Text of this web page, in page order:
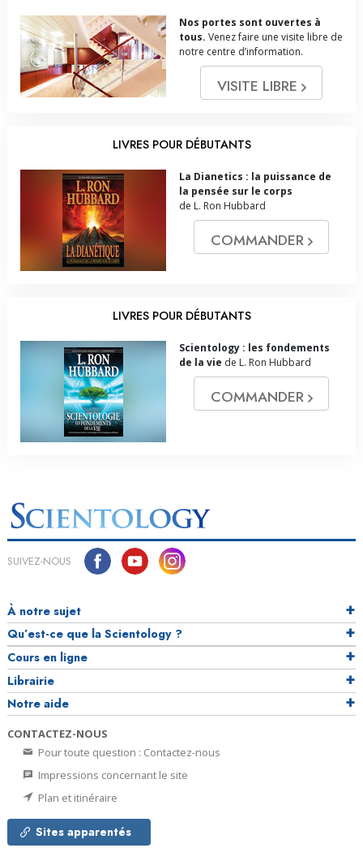
Nos portes sont ouvertes à
tous. Venez faire une visite libre de
notre centre d’information.
VISITE LIBRE
LIVRES POUR DÉBUTANTS
La Dianetics : la puissance de
la pensée sur le corps
de L. Ron Hubbard
COMMANDER
LIVRES POUR DÉBUTANTS
Scientology : les fondements
de la vie de L. Ron Hubbard
COMMANDER
SUIVEZ-NOUS
À notre sujet
Qu’est-ce que la Scientology ?
Cours en ligne
Librairie
Notre aide
CONTACTEZ-NOUS
Pour toute question : Contactez-nous
Impressions concernant le site
Plan et itinéraire
Sites apparentés